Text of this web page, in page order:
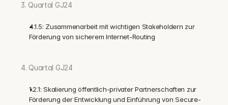
3. Quartal GJ24
4.1.5: Zusammenarbeit mit wichtigen Stakeholdern zur
Förderung von sicherem Internet-Routing
4. Quartal GJ24
1.2.1: Skalierung öffentlich-privater Partnerschaften zur
Förderung der Entwicklung und Einführung von Secure-